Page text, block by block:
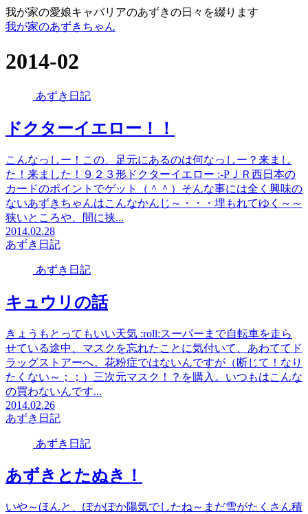
我が家の愛娘キャバリアのあずきの日々を綴ります
我が家のあずきちゃん
2014-02
あずき日記
ドクターイエロー！！
こんなっしー！この、足元にあるのは何なっしー？来まし
た！来ました！９２３形ドクターイエロー :-PＪＲ西日本の
カードのポイントでゲット（＾＾）そんな事には全く興味の
ないあずきちゃんはこんなかんじ～・・・埋もれてゆく～～
狭いところや、間に挟...
2014.02.28
あずき日記
あずき日記
キュウリの話
きょうもとってもいい天気 :roll:スーパーまで自転車を走ら
せている途中、マスクを忘れたことに気付いて、あわててド
ラッグストアーへ。花粉症ではないんですが（断じて！なり
たくない～；；）三次元マスク！？を購入。いつもはこんな
の買わないんです...
2014.02.26
あずき日記
あずき日記
あずきとたぬき！
いや～ほんと、ぽかぽか陽気でしたね～まだ雪がたくさん積